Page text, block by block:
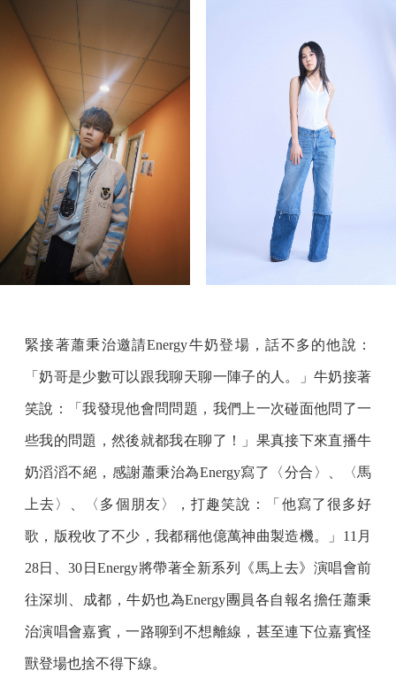
緊接著蕭秉治邀請Energy牛奶登場，話不多的他說：
「奶哥是少數可以跟我聊天聊一陣子的人。」牛奶接著
笑說：「我發現他會問問題，我們上一次碰面他問了一
些我的問題，然後就都我在聊了！」果真接下來直播牛
奶滔滔不絕，感謝蕭秉治為Energy寫了〈分合〉、〈馬
上去〉、〈多個朋友〉，打趣笑說：「他寫了很多好
歌，版稅收了不少，我都稱他億萬神曲製造機。」11月
28日、30日Energy將帶著全新系列《馬上去》演唱會前
往深圳、成都，牛奶也為Energy團員各自報名擔任蕭秉
治演唱會嘉賓，一路聊到不想離線，甚至連下位嘉賓怪
獸登場也捨不得下線。